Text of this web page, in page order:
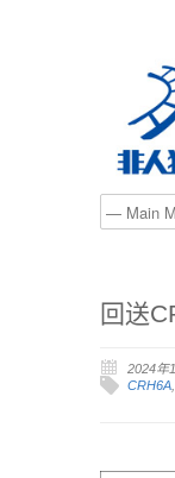
回送
2024年
CRH6A,